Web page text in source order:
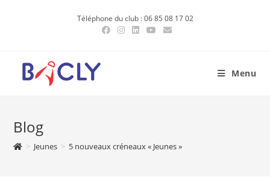
Téléphone du club : 06 85 08 17 02
Menu
Blog
> Jeunes > 5 nouveaux créneaux « Jeunes »